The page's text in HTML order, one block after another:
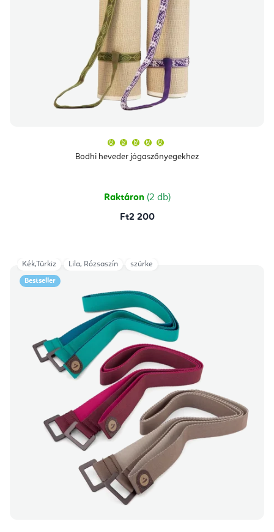
Bodhi heveder jógaszőnyegekhez
átlagos
értékelése
csillag.
Raktáron (2 db)
Ft2 200
Bestseller
Kék,Türkiz Lila, Rózsaszín szürke